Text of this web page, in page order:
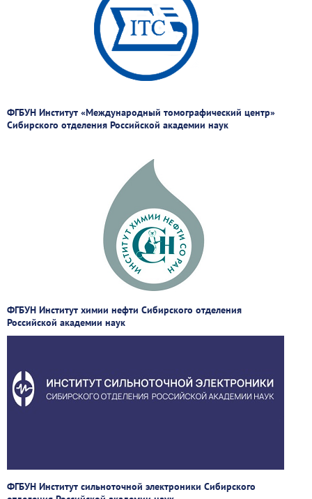
ФГБУН Институт «Международный томографический центр»
Сибирского отделения Российской академии наук
ФГБУН Институт химии нефти Сибирского отделения
Российской академии наук
ФГБУН Институт сильноточной электроники Сибирского